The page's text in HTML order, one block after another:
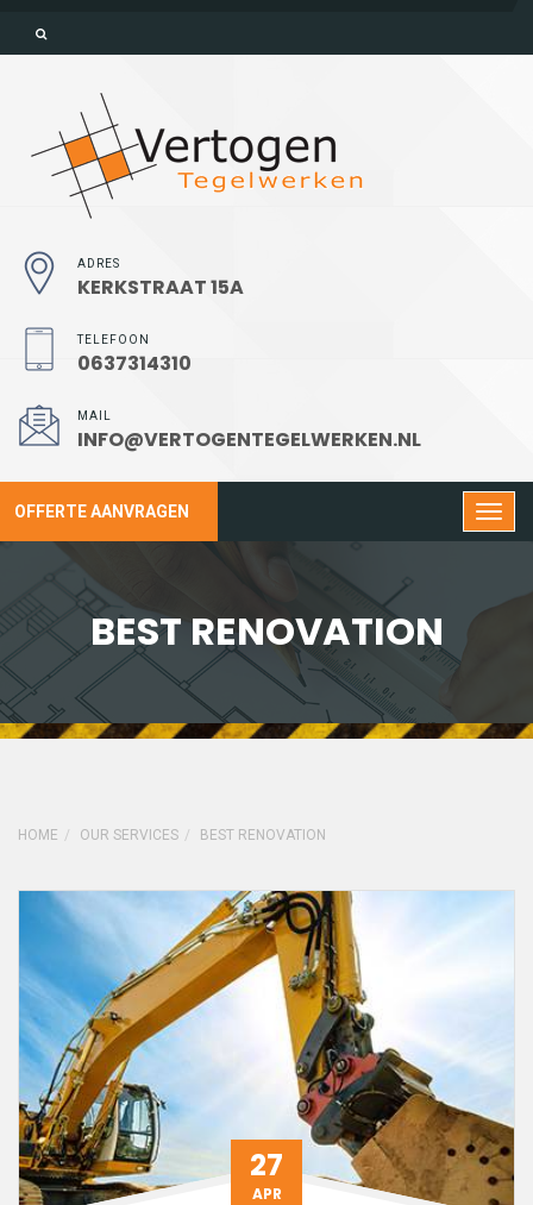
ADRES
KERKSTRAAT 15A
TELEFOON
0637314310
MAIL
INFO@VERTOGENTEGELWERKEN.NL
OFFERTE AANVRAGEN
BEST RENOVATION
HOME OUR SERVICES BEST RENOVATION
27
APR